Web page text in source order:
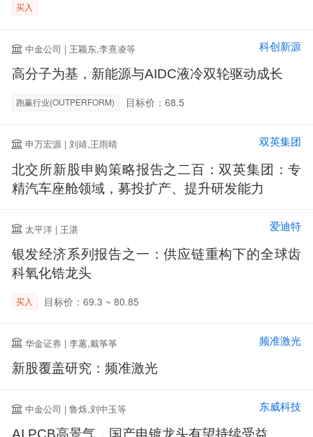
买入
中金公司 | 王颖东,李熹凌等 科创新源
高分子为基，新能源与AIDC液冷双轮驱动成长
跑赢行业(OUTPERFORM) 目标价：68.5
申万宏源 | 刘靖,王雨晴 双英集团
北交所新股申购策略报告之二百：双英集团：专
精汽车座舱领域，募投扩产、提升研发能力
太平洋 | 王湛 爱迪特
银发经济系列报告之一：供应链重构下的全球齿
科氧化锆龙头
买入 目标价：69.3 ~ 80.85
华金证券 | 李蕙,戴筝筝 频准激光
新股覆盖研究：频准激光
中金公司 | 鲁烁,刘中玉等 东威科技
AI PCB高景气，国产电镀龙头有望持续受益